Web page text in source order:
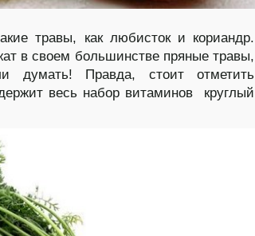
травы, как любисток и кориандр.
в своем большинстве пряные травы,
Правда, стоит отметить
весь набор витаминов круглый